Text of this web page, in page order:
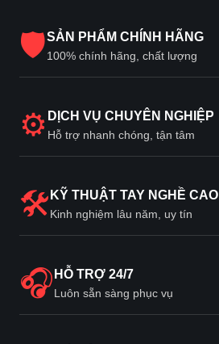
🛡SẢN PHẨM CHÍNH HÃNG
100% chính hãng, chất lượng
⚙ DỊCH VỤ CHUYÊN NGHIỆP
Hỗ trợ nhanh chóng, tận tâm
🛠 KỸ THUẬT TAY NGHỀ CAO
Kinh nghiệm lâu năm, uy tín
🎧 HỖ TRỢ 24/7
Luôn sẵn sàng phục vụ